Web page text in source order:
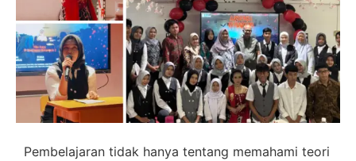
Pembelajaran tidak hanya tentang memahami teori